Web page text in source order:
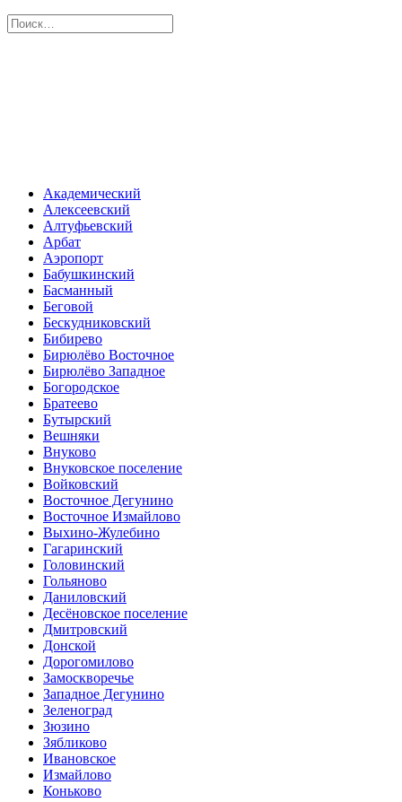
Академический
Алексеевский
Алтуфьевский
Арбат
Аэропорт
Бабушкинский
Басманный
Беговой
Бескудниковский
Бибирево
Бирюлёво Восточное
Бирюлёво Западное
Богородское
Братеево
Бутырский
Вешняки
Внуково
Внуковское поселение
Войковский
Восточное Дегунино
Восточное Измайлово
Выхино-Жулебино
Гагаринский
Головинский
Гольяново
Даниловский
Десёновское поселение
Дмитровский
Донской
Дорогомилово
Замоскворечье
Западное Дегунино
Зеленоград
Зюзино
Зябликово
Ивановское
Измайлово
Коньково